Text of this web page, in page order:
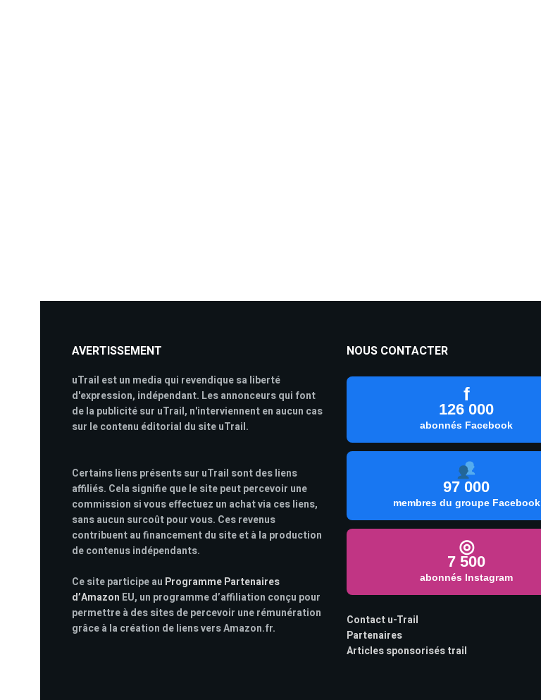
AVERTISSEMENT
uTrail est un media qui revendique sa liberté
d'expression, indépendant. Les annonceurs qui font
de la publicité sur uTrail, n'interviennent en aucun cas
sur le contenu éditorial du site uTrail.
Certains liens présents sur uTrail sont des liens
affiliés. Cela signifie que le site peut percevoir une
commission si vous effectuez un achat via ces liens,
sans aucun surcoût pour vous. Ces revenus
contribuent au financement du site et à la production
de contenus indépendants.
Ce site participe au Programme Partenaires
d’Amazon EU, un programme d’affiliation conçu pour
permettre à des sites de percevoir une rémunération
grâce à la création de liens vers Amazon.fr.
NOUS CONTACTER
f
126 000
abonnés Facebook
97 000
membres du groupe Facebook
◎
7 500
abonnés Instagram
Contact u-Trail
Partenaires
Articles sponsorisés trail